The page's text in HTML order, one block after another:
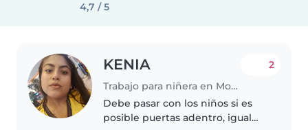
4,7 / 5
KENIA
Trabajo para niñera en Montecristi
2
Debe pasar con los niños si es
posible puertas adentro, igual